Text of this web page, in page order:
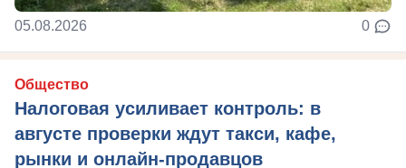
05.08.2026 0
Общество
Налоговая усиливает контроль: в
августе проверки ждут такси, кафе,
рынки и онлайн-продавцов